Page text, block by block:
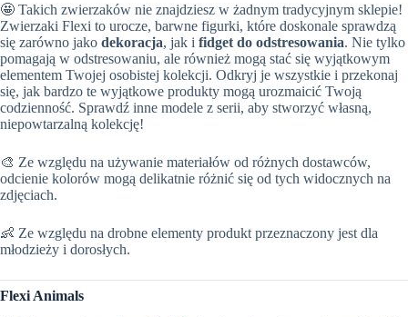
🤩 Takich zwierzaków nie znajdziesz w żadnym tradycyjnym sklepie!
Zwierzaki Flexi to urocze, barwne figurki, które doskonale sprawdzą
się zarówno jako dekoracja, jak i fidget do odstresowania. Nie tylko
pomagają w odstresowaniu, ale również mogą stać się wyjątkowym
elementem Twojej osobistej kolekcji. Odkryj je wszystkie i przekonaj
się, jak bardzo te wyjątkowe produkty mogą urozmaicić Twoją
codzienność. Sprawdź inne modele z serii, aby stworzyć własną,
niepowtarzalną kolekcję!
🎨 Ze względu na używanie materiałów od różnych dostawców,
odcienie kolorów mogą delikatnie różnić się od tych widocznych na
zdjęciach.
👶 Ze względu na drobne elementy produkt przeznaczony jest dla
młodzieży i dorosłych.
Flexi Animals